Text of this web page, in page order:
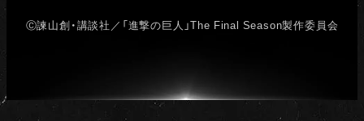
Ⓒ諫山創・講談社／「進撃の巨人」The Final Season製作委員会